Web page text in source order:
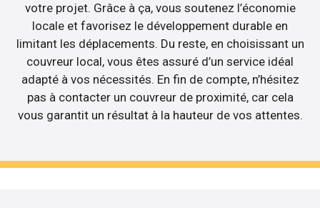
votre projet. Grâce à ça, vous soutenez l’économie
locale et favorisez le développement durable en
limitant les déplacements. Du reste, en choisissant un
couvreur local, vous êtes assuré d’un service idéal
adapté à vos nécessités. En fin de compte, n’hésitez
pas à contacter un couvreur de proximité, car cela
vous garantit un résultat à la hauteur de vos attentes.